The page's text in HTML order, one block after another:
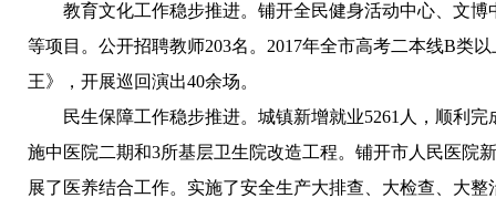
教育文化工作稳步推进。 铺开全民健身活动中心、文
等项目。公开招聘教师203名。2017年全市高考二本线B类
王》，开展巡回演出40余场。
民生保障工作稳步推进。 城镇新增就业5261人，顺利
施中医院二期和3所基层卫生院改造工程。铺开市人民医院
展了医养结合工作。实施了安全生产大排查、大检查、大